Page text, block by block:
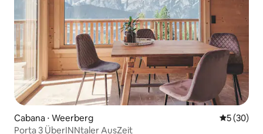
Cabana ⋅ Weerberg 5 de uma
5 (30)
Porta 3 ÜberINNtaler AusZeit